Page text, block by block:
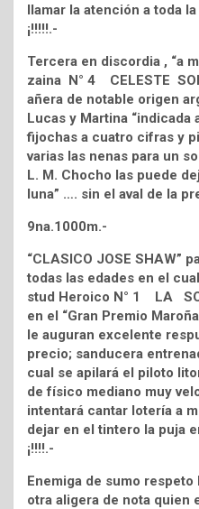
llamar la atención a toda
¡!!!!!.-
Tercera en discordia , “a
zaina N° 4 CELESTE
añera de notable origen
Lucas y Martina “indicada
fijochas a cuatro cifras y
varias las nenas para un
L. M. Chocho las puede
luna” …. sin el aval de la
9na.1000m.-
“CLASICO JOSE SHAW”
todas las edades en el
stud Heroico N° 1 LA
en el “Gran Premio
le auguran excelente
precio; sanducera
cual se apilará el piloto
de físico mediano muy
intentará cantar lotería a
dejar en el tintero la puja
¡!!!!.-
Enemiga de sumo
otra aligera de nota quien